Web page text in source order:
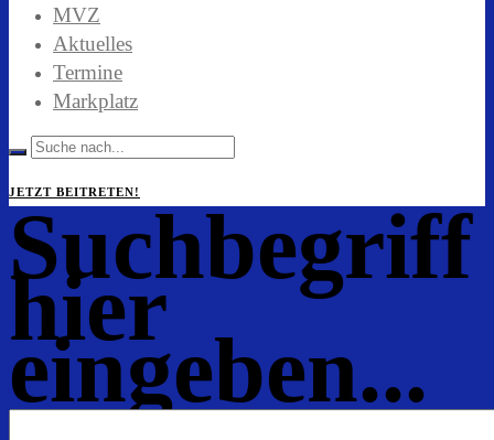
MVZ
Aktuelles
Termine
Markplatz
JETZT BEITRETEN!
Suchbegriff
hier
eingeben...